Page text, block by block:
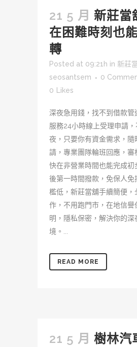
21 5 月 新莊當
在困難時刻也
轉
Posted at 09:21h in 新莊
seosantsem
0
0 Likes
深夜急用錢，找不到借款管
服務24小時線上受理申請
夜，只要你有資金需求，隨
請，專業團隊輪班回應，審
快在非營業時間也能完成初
後第一時間撥款，免保人免
檻低，新莊當舖手續簡便，
作，不用跑門市，在地信譽
明，隱私保密，解決你的深
境。...
READ MORE
21 5 月 樹林汽